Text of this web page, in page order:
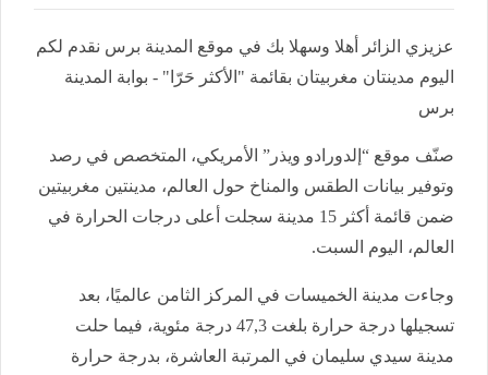
عزيزي الزائر أهلا وسهلا بك في موقع المدينة برس نقدم لكم
اليوم مدينتان مغربيتان بقائمة "الأكثر حَرّا" - بوابة المدينة
برس
صنّف موقع “إلدورادو ويذر” الأمريكي، المتخصص في رصد
وتوفير بيانات الطقس والمناخ حول العالم، مدينتين مغربيتين
ضمن قائمة أكثر 15 مدينة سجلت أعلى درجات الحرارة في
العالم، اليوم السبت.
وجاءت مدينة الخميسات في المركز الثامن عالميًا، بعد
تسجيلها درجة حرارة بلغت 47,3 درجة مئوية، فيما حلت
مدينة سيدي سليمان في المرتبة العاشرة، بدرجة حرارة